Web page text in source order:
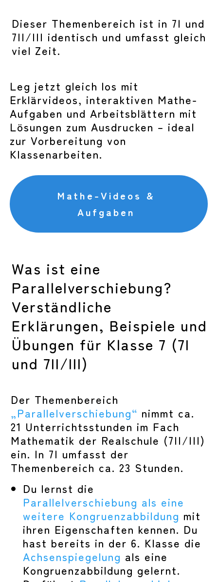
Dieser Themenbereich ist in 7I und
7II/III identisch und umfasst gleich
viel Zeit.
Leg jetzt gleich los mit
Erklärvideos, interaktiven Mathe-
Aufgaben und Arbeitsblättern mit
Lösungen zum Ausdrucken – ideal
zur Vorbereitung von
Klassenarbeiten.
Mathe-Videos &
Aufgaben
Was ist eine
Parallelverschiebung?
Verständliche
Erklärungen, Beispiele und
Übungen für Klasse 7 (7I
und 7II/III)
Der Themenbereich
„Parallelverschiebung“ nimmt ca.
21 Unterrichtsstunden im Fach
Mathematik der Realschule (7II/III)
ein. In 7I umfasst der
Themenbereich ca. 23 Stunden.
Du lernst die
Parallelverschiebung als eine
weitere Kongruenzabbildung mit
ihren Eigenschaften kennen. Du
hast bereits in der 6. Klasse die
Achsenspiegelung als eine
Kongruenzabbildung gelernt.